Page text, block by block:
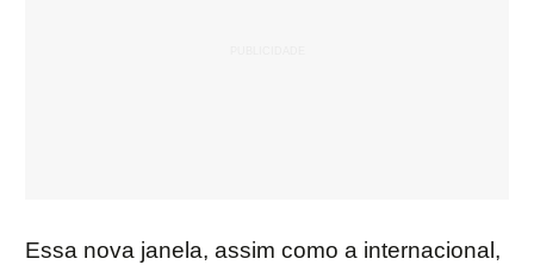
Essa nova janela, assim como a internacional,